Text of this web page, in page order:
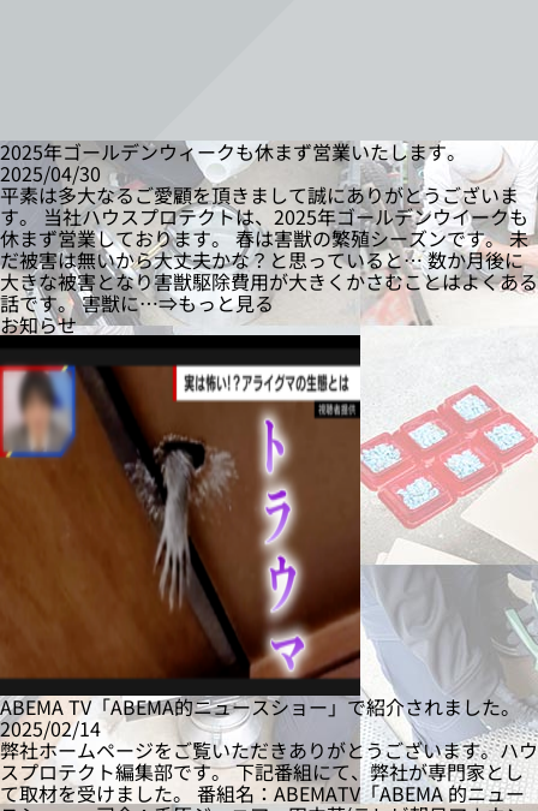
2025年ゴールデンウィークも休まず営業いたします。
2025/04/30
平素は多大なるご愛顧を頂きまして誠にありがとうございま
す。 当社ハウスプロテクトは、2025年ゴールデンウイークも
休まず営業しております。 春は害獣の繁殖シーズンです。 未
だ被害は無いから大丈夫かな？と思っていると… 数か月後に
大きな被害となり害獣駆除費用が大きくかさむことはよくある
話です。 害獣に…⇒もっと見る
お知らせ
ABEMA TV「ABEMA的ニュースショー」で紹介されました。
2025/02/14
弊社ホームページをご覧いただきありがとうございます。ハウ
スプロテクト編集部です。 下記番組にて、弊社が専門家とし
て取材を受けました。 番組名：ABEMATV「ABEMA 的ニュー